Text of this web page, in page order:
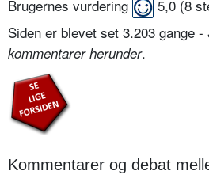
Brugernes vurdering 5,0 (8
Siden er blevet set 3.203 gange -
kommentarer herunder.
Kommentarer og debat